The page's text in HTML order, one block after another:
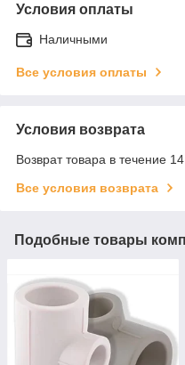
Условия оплаты
Наличными
Все условия оплаты
Условия возврата
Возврат товара в течение
Все условия возврата
Подобные товары